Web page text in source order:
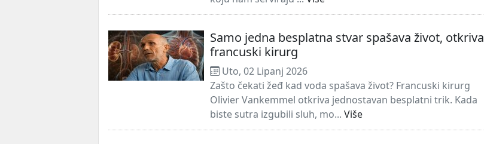
Samo jedna besplatna stvar spašava život, otkriva
francuski kirurg
Uto, 02 Lipanj 2026
Zašto čekati žeđ kad voda spašava život? Francuski kirurg
Olivier Vankemmel otkriva jednostavan besplatni trik. Kada
biste sutra izgubili sluh, mo... Više